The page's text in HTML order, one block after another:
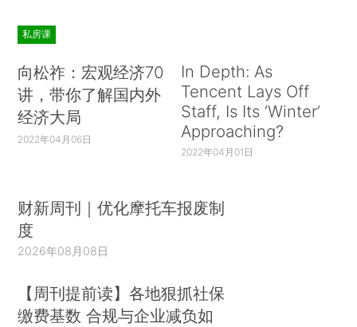
私房课
向松祚：宏观经济70
讲，带你了解国内外
经济大局
2022年04月06日
In Depth: As
Tencent Lays Off
Staff, Is Its ‘Winter’
Approaching?
2022年04月01日
财新周刊｜优化摩托车报废制
度
2026年08月08日
【周刊提前读】各地狠抓社保
缴费基数 合规与企业减负如